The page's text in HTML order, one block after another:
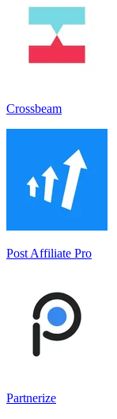
Crossbeam
Post Affiliate Pro
Partnerize